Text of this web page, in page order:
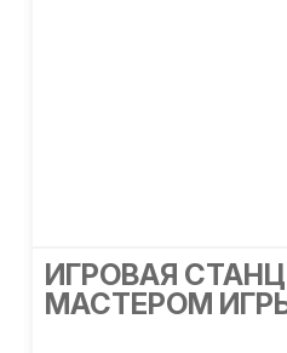
ИГРОВАЯ
МАСТЕРОМ